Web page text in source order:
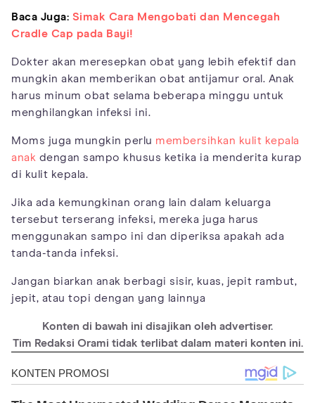
Baca Juga: Simak Cara Mengobati dan Mencegah
Cradle Cap pada Bayi!
Dokter akan meresepkan obat yang lebih efektif dan
mungkin akan memberikan obat antijamur oral. Anak
harus minum obat selama beberapa minggu untuk
menghilangkan infeksi ini.
Moms juga mungkin perlu membersihkan kulit kepala
anak dengan sampo khusus ketika ia menderita kurap
di kulit kepala.
Jika ada kemungkinan orang lain dalam keluarga
tersebut terserang infeksi, mereka juga harus
menggunakan sampo ini dan diperiksa apakah ada
tanda-tanda infeksi.
Jangan biarkan anak berbagi sisir, kuas, jepit rambut,
jepit, atau topi dengan yang lainnya
Konten di bawah ini disajikan oleh advertiser.
Tim Redaksi Orami tidak terlibat dalam materi konten ini.